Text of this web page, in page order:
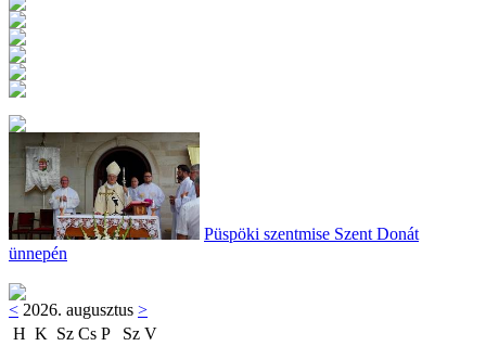
Püspöki szentmise Szent Donát
ünnepén
< 2026. augusztus >
H K Sz Cs P Sz V